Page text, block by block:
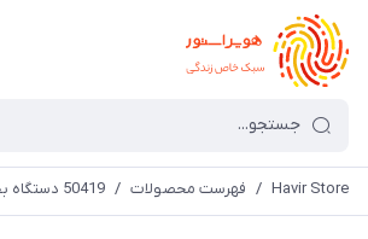
Havir Store
/ فهرست محصولات / 50419 دستگاه بخور قطره باران